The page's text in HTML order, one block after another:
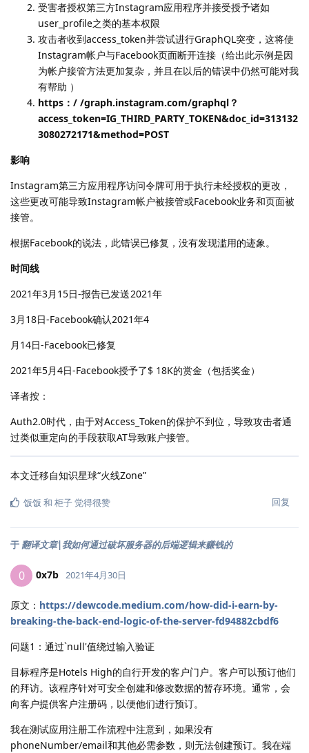
受害者授权第三方Instagram应用程序并接受授予诸如
user_profile之类的基本权限
攻击者收到access_token并尝试进行GraphQL突变，这将使
Instagram帐户与Facebook页面断开连接（给出此示例是因
为帐户接管方法更加复杂，并且在以后的错误中仍然可能对我
有帮助 ）
https：/ /graph.instagram.com/graphql？
access_token=IG_THIRD_PARTY_TOKEN&doc_id=313132
3080272171&method=POST
影响
Instagram第三方应用程序访问令牌可用于执行未经授权的更改，
这些更改可能导致Instagram帐户被接管或Facebook业务和页面被
接管。
根据Facebook的说法，此错误已修复，没有发现滥用的迹象。
时间线
2021年3月15日-报告已发送 2021年
3月18日-Facebook确认2021年4
月14日-Facebook已修复
2021年5月4日-Facebook授予了$ 18K的赏金（包括奖金）
译者按：
Auth2.0时代，由于对Access_Token的保护不到位，导致攻击者通
过类似重定向的手段获取AT导致账户接管。
本文迁移自知识星球“火线Zone”
回复
饭饭 和 柜子觉得很赞
于 翻译文章|我如何通过破坏服务器的后端逻辑来赚钱的
0 0x7b 2021年4月30日
原文： https://dewcode.medium.com/how-did-i-earn-by-
breaking-the-back-end-logic-of-the-server-fd94882cbdf6
问题1：通过`null'值绕过输入验证
目标程序是Hotels High的自行开发的客户门户。客户可以预订他们
的拜访。该程序针对可安全创建和修改数据的暂存环境。通常，会
向客户提供客户注册码，以便他们进行预订。
我在测试应用注册工作流程中注意到，如果没有
phoneNumber/email和其他必需参数，则无法创建预订。我在端